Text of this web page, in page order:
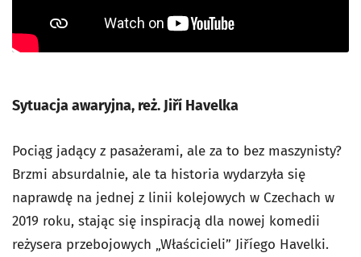
Sytuacja awaryjna, reż. Jiří Havelka
Pociąg jadący z pasażerami, ale za to bez maszynisty?
Brzmi absurdalnie, ale ta historia wydarzyła się
naprawdę na jednej z linii kolejowych w Czechach w
2019 roku, stając się inspiracją dla nowej komedii
reżysera przebojowych „Właścicieli” Jiříego Havelki.